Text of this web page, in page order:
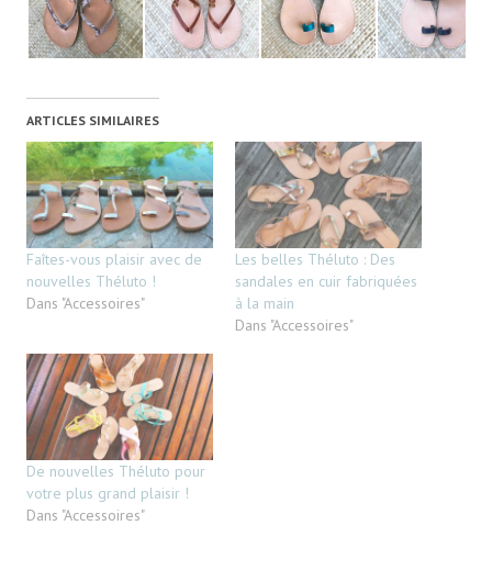
ARTICLES SIMILAIRES
Faîtes-vous plaisir avec de
nouvelles Théluto !
Dans "Accessoires"
Les belles Théluto : Des
sandales en cuir fabriquées
à la main
Dans "Accessoires"
De nouvelles Théluto pour
votre plus grand plaisir !
Dans "Accessoires"